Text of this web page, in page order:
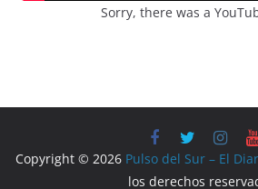
Sorry, there was a
Copyright © 2026 Pulso del Sur – El
los derechos